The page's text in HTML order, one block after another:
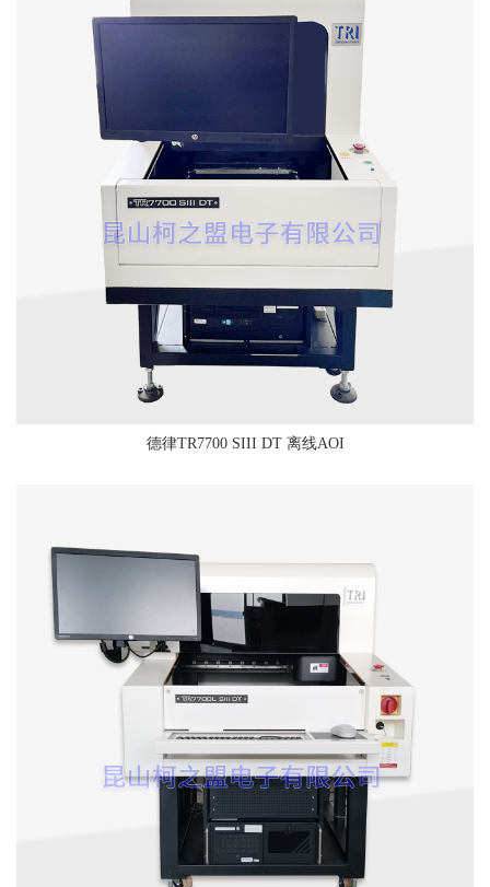
德律TR7700 SIII DT 离线AOI